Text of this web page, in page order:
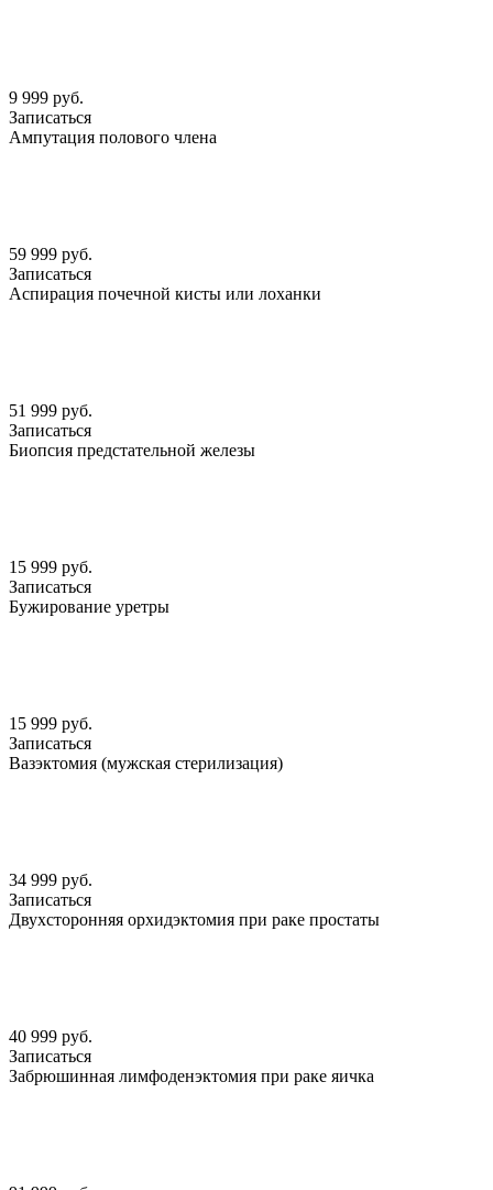
9 999 руб.
Записаться
Ампутация полового члена
59 999 руб.
Записаться
Аспирация почечной кисты или лоханки
51 999 руб.
Записаться
Биопсия предстательной железы
15 999 руб.
Записаться
Бужирование уретры
15 999 руб.
Записаться
Вазэктомия (мужская стерилизация)
34 999 руб.
Записаться
Двухсторонняя орхидэктомия при раке простаты
40 999 руб.
Записаться
Забрюшинная лимфоденэктомия при раке яичка